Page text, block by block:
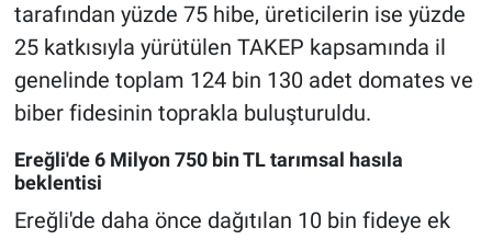
tarafından yüzde 75 hibe, üreticilerin ise yüzde
25 katkısıyla yürütülen TAKEP kapsamında il
genelinde toplam 124 bin 130 adet domates ve
biber fidesinin toprakla buluşturuldu.
Ereğli'de 6 Milyon 750 bin TL tarımsal hasıla
beklentisi
Ereğli'de daha önce dağıtılan 10 bin fideye ek